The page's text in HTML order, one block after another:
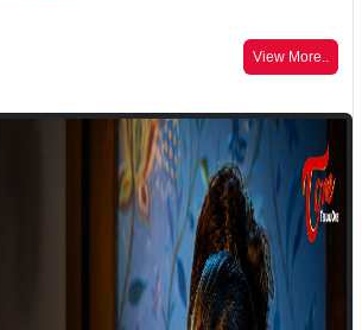
View More..